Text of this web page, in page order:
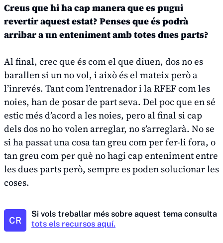
Creus que hi ha cap manera que es pugui
revertir aquest estat? Penses que és podrà
arribar a un enteniment amb totes dues parts?
Al final, crec que és com el que diuen, dos no es
barallen si un no vol, i això és el mateix però a
l’inrevés. Tant com l’entrenador i la RFEF com les
noies, han de posar de part seva. Del poc que en sé
estic més d’acord a les noies, pero al final si cap
dels dos no ho volen arreglar, no s’arreglarà. No se
si ha passat una cosa tan greu com per fer-li fora, o
tan greu com per què no hagi cap enteniment entre
les dues parts però, sempre es poden solucionar les
coses.
CR
Si vols treballar més sobre aquest tema consulta
tots els recursos aquí.